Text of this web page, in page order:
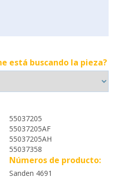
está buscando la pieza?
55037205
55037205AF
55037205AH
55037358
Números de producto:
Sanden 4691